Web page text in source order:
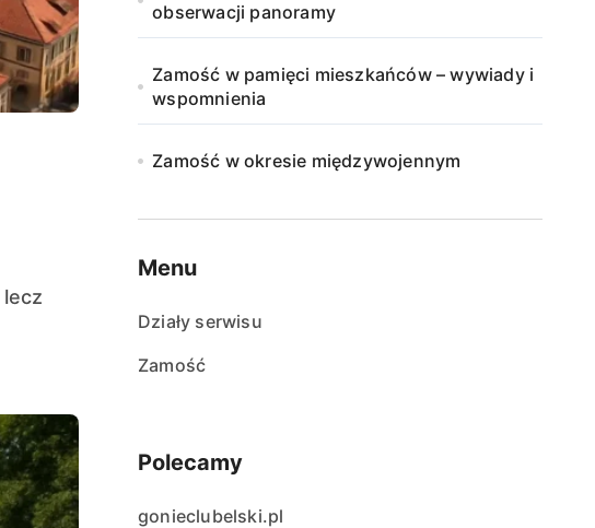
obserwacji panoramy
Zamość w pamięci mieszkańców – wywiady i
wspomnienia
Zamość w okresie międzywojennym
Menu
Działy serwisu
Zamość
Polecamy
gonieclubelski.pl